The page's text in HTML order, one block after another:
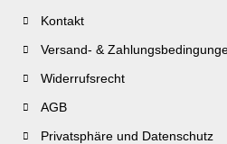
Kontakt
Versand- &
Widerrufsrecht
AGB
Privatsphäre und Datenschutz